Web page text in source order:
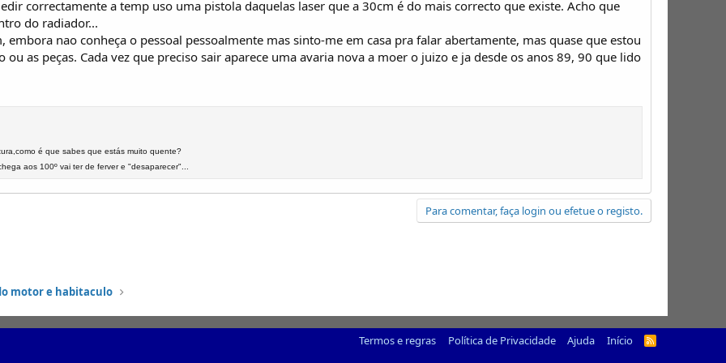
correctamente a temp uso uma pistola daquelas laser que a 30cm é do mais correcto que existe. Acho que
do radiador...
nao conheça o pessoal pessoalmente mas sinto-me em casa pra falar abertamente, mas quase que estou
as peças. Cada vez que preciso sair aparece uma avaria nova a moer o juizo e ja desde os anos 89, 90 que lido
é que sabes que estás muito quente?
aos 100º vai ter de ferver e "desaparecer"...
Para comentar, faça login ou efetue o registo.
motor e habitaculo
Termos e regras Política de Privacidade Ajuda Início
R